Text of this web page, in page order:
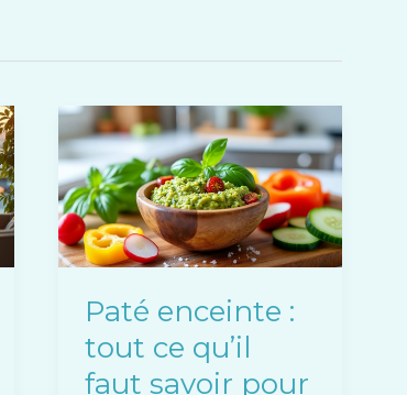
Paté enceinte :
tout ce qu’il
faut savoir pour
Paté
enceinte
:
tout
ce
qu’il
savoir
pour
une